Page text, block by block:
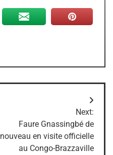
Next:
Faure Gnassingbé de
nouveau en visite officielle
au Congo-Brazzaville